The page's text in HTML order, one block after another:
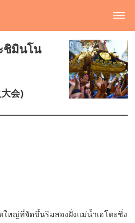
ชิมินโน
会)
ใหญ่ที่จัดขึ้นริมสองฝั่งแม่น้ำเอโดะซึ่ง